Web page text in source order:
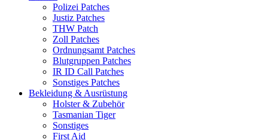
Polizei Patches
Justiz Patches
THW Patch
Zoll Patches
Ordnungsamt Patches
Blutgruppen Patches
IR ID Call Patches
Sonstiges Patches
Bekleidung & Ausrüstung
Holster & Zubehör
Tasmanian Tiger
Sonstiges
First Aid